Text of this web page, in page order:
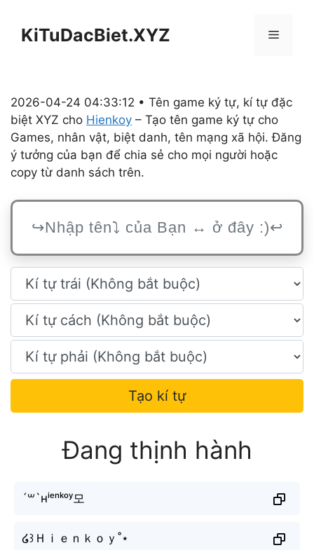
KiTuDacBiet.XYZ Menu
2026-04-24 04:33:12 • Tên game ký tự, kí tự đặc
biệt XYZ cho Hienkoy – Tạo tên game ký tự cho
Games, nhân vật, biệt danh, tên mạng xã hội. Đăng
ý tưởng của bạn để chia sẻ cho mọi người hoặc
copy từ danh sách trên.
Tạo kí tự
Đang thịnh hành
´꒳`ʜⁱᵉⁿᵏᵒʸ모
໒꒱Ｈｉｅｎｋｏｙ˚⋆